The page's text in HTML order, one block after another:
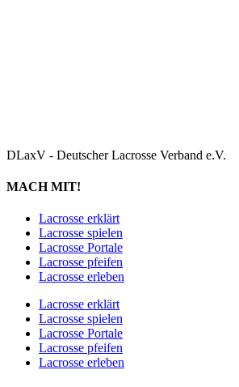
DLaxV - Deutscher Lacrosse Verband e.V.
MACH MIT!
Lacrosse erklärt
Lacrosse spielen
Lacrosse Portale
Lacrosse pfeifen
Lacrosse erleben
Lacrosse erklärt
Lacrosse spielen
Lacrosse Portale
Lacrosse pfeifen
Lacrosse erleben